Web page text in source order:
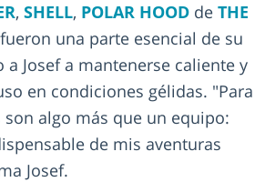
, SHELL, POLAR HOOD de THE
fueron una parte esencial de su
a Josef a mantenerse caliente y
en condiciones gélidas. "Para
son algo más que un equipo:
de mis aventuras
Josef.